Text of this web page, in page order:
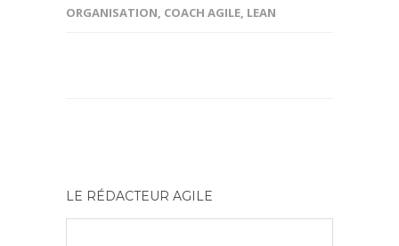
ORGANISATION, COACH AGILE, LEAN
LE RÉDACTEUR AGILE